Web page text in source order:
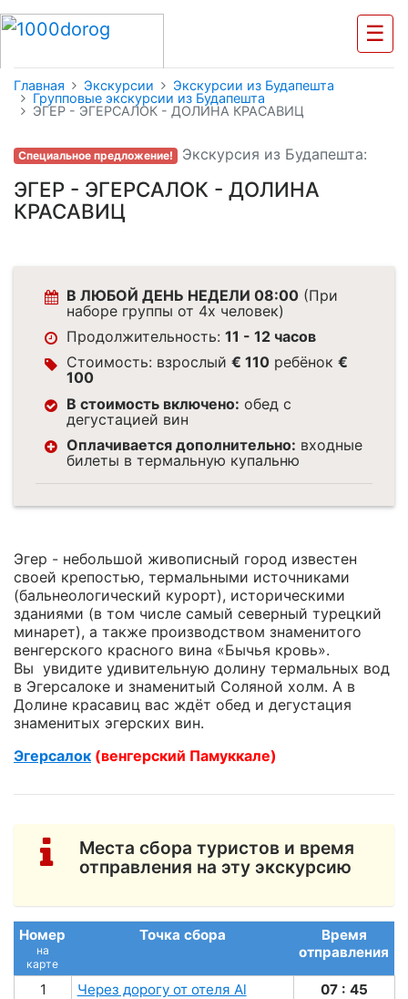
☰
Главная Экскурсии
Экскурсии из Будапешта
Групповые экскурсии из Будапешта
ЭГЕР - ЭГЕРСАЛОК - ДОЛИНА КРАСАВИЦ
Специальное предложение! Экскурсия из Будапешта:
ЭГЕР - ЭГЕРСАЛОК - ДОЛИНА
КРАСАВИЦ
В ЛЮБОЙ ДЕНЬ НЕДЕЛИ 08:00 (При
наборе группы от 4х человек)
Продолжительность:11 - 12 часов
Стоимость: взрослый€ 110 ребёнок€
100
В стоимость включено: обед с
дегустацией вин
Оплачивается дополнительно: входные
билеты в термальную купальню
Эгер - небольшой живописный город известен
своей крепостью, термальными источниками
(бальнеологический курорт), историческими
зданиями (в том числе самый северный турецкий
минарет), а также производством знаменитого
венгерского красного вина «Бычья кровь».
Вы увидите удивительную долину термальных вод
в Эгерсалоке и знаменитый Соляной холм. А в
Долине красавиц вас ждёт обед и дегустация
знаменитых эгерских вин.
Эгерсалок (венгерский Памуккале)
Места сбора туристов и время
отправления на эту экскурсию
Номер
на
карте
Точка сбора
Время
отправления
1
Через дорогу от отеля Al
07 : 45